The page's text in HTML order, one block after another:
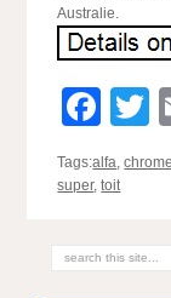
Australie.
Tags:alfa,chrome
super,toit